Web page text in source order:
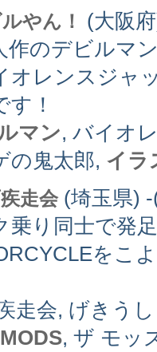
やん！
(大阪
作のデビルマ
オレンスジャ
す！
マン, バイオ
の鬼太郎, イラ
走会(埼玉県) -
乗り同士で発
をこ
走会, げきう
MODS, ザ モッ